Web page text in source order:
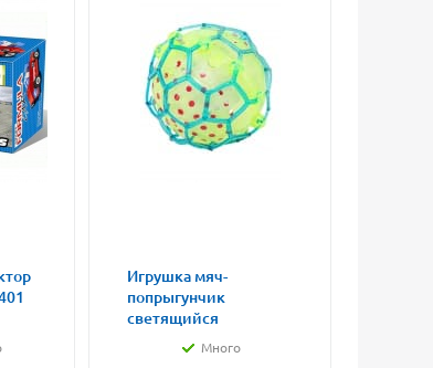
Игрушка мяч-
попрыгунчик
светящийся
Много